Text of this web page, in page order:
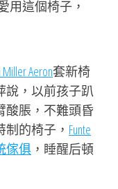
用這個椅子，
Miller Aeron套新椅
說，以前孩子趴
酸脹，不難頭昏
的椅子， Funte
傢俱 ，睡醒后頓